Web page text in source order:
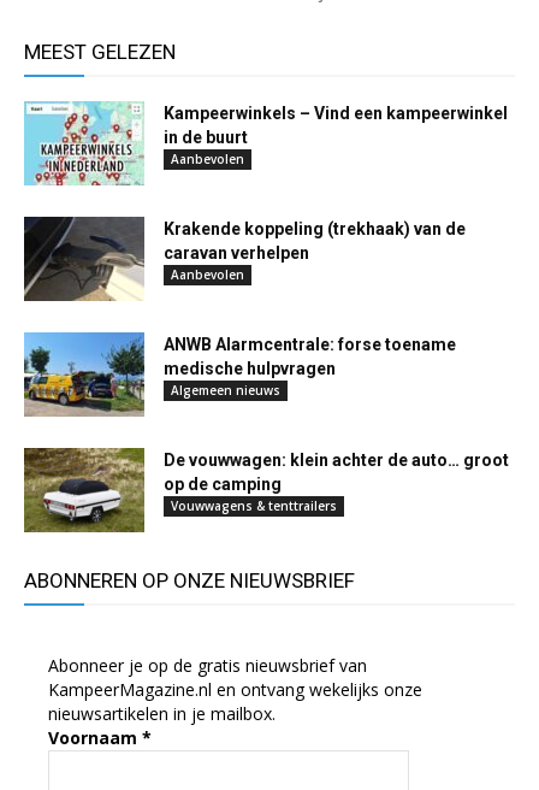
MEEST GELEZEN
Kampeerwinkels – Vind een kampeerwinkel
in de buurt
Aanbevolen
Krakende koppeling (trekhaak) van de
caravan verhelpen
Aanbevolen
ANWB Alarmcentrale: forse toename
medische hulpvragen
Algemeen nieuws
De vouwwagen: klein achter de auto… groot
op de camping
Vouwwagens & tenttrailers
ABONNEREN OP ONZE NIEUWSBRIEF
Abonneer je op de gratis nieuwsbrief van
KampeerMagazine.nl en ontvang wekelijks onze
nieuwsartikelen in je mailbox.
Voornaam *